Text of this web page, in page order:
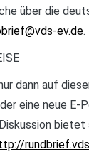
über die
ev.de.
dann auf
eine neue E-
bietet